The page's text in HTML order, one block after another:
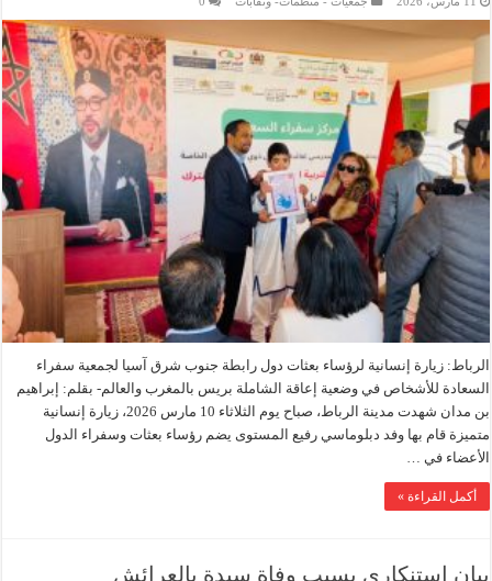
الرباط: زيارة إنسانية لرؤساء بعثات دول رابطة جنوب شرق آسيا لجمعية سفراء
السعادة للأشخاص في وضعية إعاقة الشاملة بريس بالمغرب والعالم- بقلم: إبراهيم
بن مدان شهدت مدينة الرباط، صباح يوم الثلاثاء 10 مارس 2026، زيارة إنسانية
متميزة قام بها وفد دبلوماسي رفيع المستوى يضم رؤساء بعثات وسفراء الدول
الأعضاء في …
أكمل القراءة »
بيان استنكاري بسبب وفاة سيدة بالعرائش